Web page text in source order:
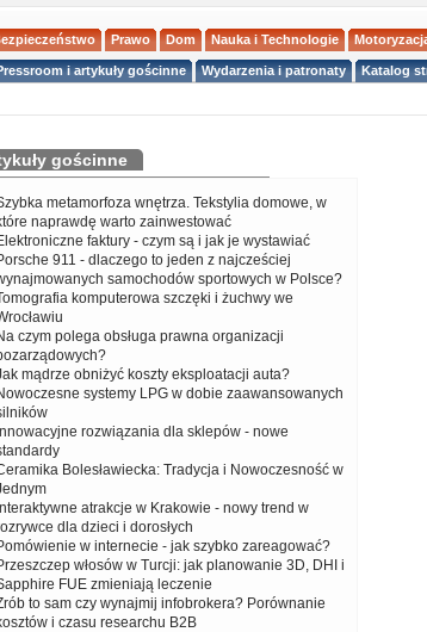
Prawo Dom Nauka i Technologie
i artykuły gościnne Wydarzenia i patronaty Katalog
gościnne
metamorfoza wnętrza. Tekstylia domowe, w
naprawdę warto zainwestować
faktury - czym są i jak je wystawiać
911 - dlaczego to jeden z najcześciej
samochodów sportowych w Polsce?
komputerowa szczęki i żuchwy we
czym polega obsługa prawna organizacji
mądrze obniżyć koszty eksploatacji auta?
systemy LPG w dobie zaawansowanych
Innowacyjne rozwiązania dla sklepów - nowe
Bolesławiecka: Tradycja i Nowoczesność w
Interaktywne atrakcje w Krakowie - nowy trend w
dla dzieci i dorosłych
w internecie - jak szybko zareagować?
włosów w Turcji: jak planowanie 3D, DHI i
FUE zmieniają leczenie
to sam czy wynajmij infobrokera? Porównanie
i czasu researchu B2B